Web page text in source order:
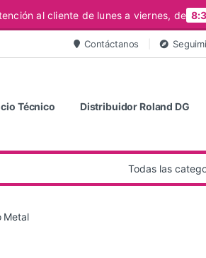
al cliente de lunes a viernes, de
Contáctanos
Técnico Distribuidor Roland DG
Metal